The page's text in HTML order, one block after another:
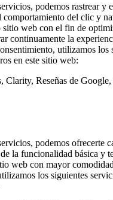
podemos rastrear y
comportamiento del clic y
sitio web con el fin de
continuamente la
utilizamos los
en este sitio web:
Clarity, Reseñas de
podemos ofrecerte
la funcionalidad básica y
web con mayor
los siguientes